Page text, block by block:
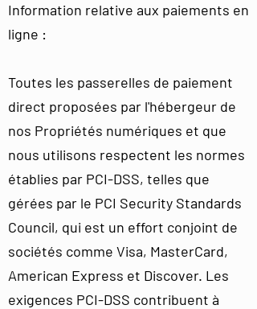
Information relative aux paiements en
ligne :
​Toutes les passerelles de paiement
direct proposées par l'hébergeur de
nos Propriétés numériques et que
nous utilisons respectent les normes
établies par PCI-DSS, telles que
gérées par le PCI Security Standards
Council, qui est un effort conjoint de
sociétés comme Visa, MasterCard,
American Express et Discover. Les
exigences PCI-DSS contribuent à